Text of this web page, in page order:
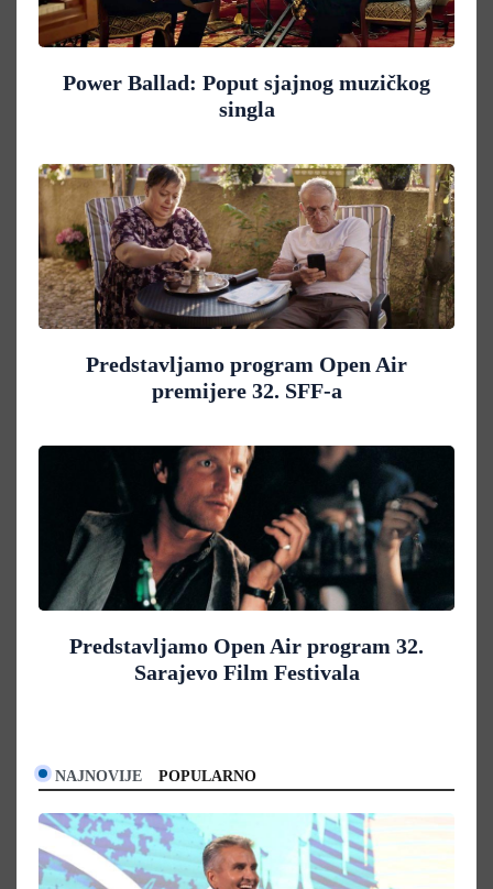
Power Ballad: Poput sjajnog muzičkog
singla
Predstavljamo program Open Air
premijere 32. SFF-a
Predstavljamo Open Air program 32.
Sarajevo Film Festivala
NAJNOVIJE POPULARNO